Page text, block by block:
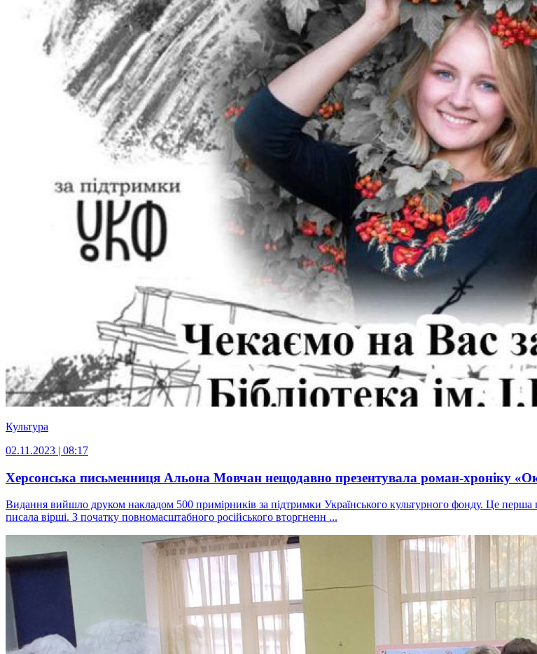
Культура
02.11.2023 | 08:17
Херсонська письменниця Альона Мовчан нещодавно презентувала роман-хроніку
Видання вийшло друком накладом 500 примірників за підтримки Українського культурного фонду. Це
писала вірші. З початку повномасштабного російського вторгненн ...